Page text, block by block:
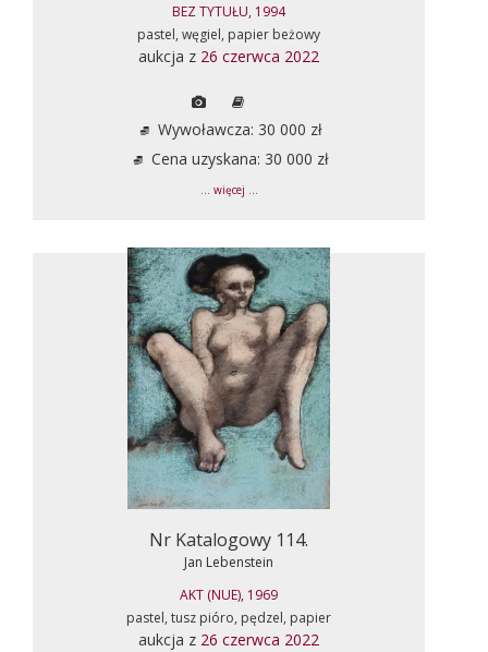
BEZ TYTUŁU, 1994
pastel, węgiel, papier beżowy
aukcja z 26 czerwca 2022
Wywoławcza: 30 000 zł
Cena uzyskana: 30 000 zł
... więcej ...
Nr Katalogowy 114.
Jan Lebenstein
AKT (NUE), 1969
pastel, tusz pióro, pędzel, papier
aukcja z 26 czerwca 2022